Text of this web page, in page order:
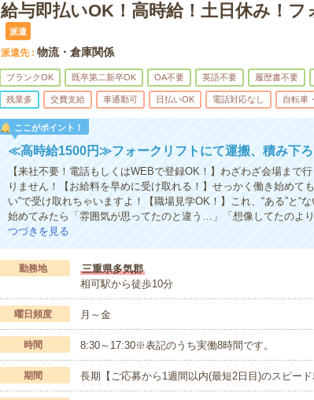
給与即払いOK！高時給！土日休み！
派遣
派遣先 物流・倉庫関係
ブランクOK 既卒第二新卒OK OA不要 英語不要 履歴書不要
残業多 交費支給 車通勤可 日払いOK 電話対応なし 自転車
ここがポイント！
≪高時給1500円≫フォークリフトにて運搬、積み下
【来社不要！電話もしくはWEBで登録OK！】わざわざ会場ま
りません！【お給料を早めに受け取れる！】せっかく働き始めて
い”で受け取れちゃいますよ！【職場見学OK！】これ、“ある”と“
始めてみたら「雰囲気が思ってたのと違う…」「想像してたの
つづきを見る
勤務地
三重県多気郡
相可駅から徒歩10分
曜日頻度 月～金
時間 8:30～17:30※表記のうち実働8時間です。
期間 長期【ご応募から1週間以内(最短2日目)のスピー